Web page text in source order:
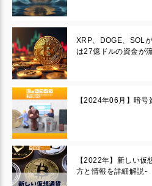
XRP、DOGE、SOL
は27億ドルの資金が
【2024年06月】暗
【2022年】新しい
方と情報を詳細解説-